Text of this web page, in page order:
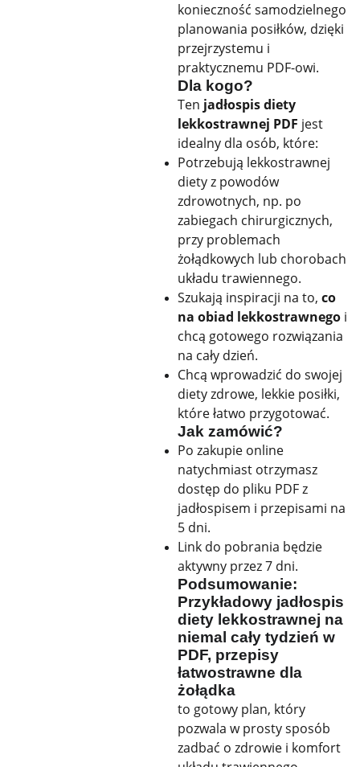
konieczność samodzielnego
planowania posiłków, dzięki
przejrzystemu i
praktycznemu PDF-owi.
Dla kogo?
Ten jadłospis diety
lekkostrawnej PDF jest
idealny dla osób, które:
Potrzebują lekkostrawnej
diety z powodów
zdrowotnych, np. po
zabiegach chirurgicznych,
przy problemach
żołądkowych lub chorobach
układu trawiennego.
Szukają inspiracji na to, co
na obiad lekkostrawnego i
chcą gotowego rozwiązania
na cały dzień.
Chcą wprowadzić do swojej
diety zdrowe, lekkie posiłki,
które łatwo przygotować.
Jak zamówić?
Po zakupie online
natychmiast otrzymasz
dostęp do pliku PDF z
jadłospisem i przepisami na
5 dni.
Link do pobrania będzie
aktywny przez 7 dni.
Podsumowanie:
Przykładowy jadłospis
diety lekkostrawnej na
niemal cały tydzień w
PDF, przepisy
łatwostrawne dla
żołądka
to gotowy plan, który
pozwala w prosty sposób
zadbać o zdrowie i komfort